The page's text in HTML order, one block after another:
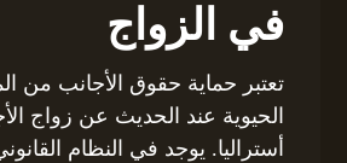
في الزواج
تعتبر حماية حقوق الأجانب من
الحيوية عند الحديث عن زواج
أستراليا. يوجد في النظام